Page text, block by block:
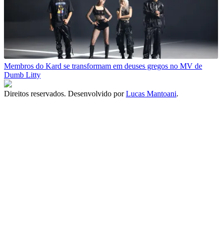
Membros do Kard se transformam em deuses gregos no MV de
Dumb Litty
Direitos reservados. Desenvolvido porLucas Mantoani.